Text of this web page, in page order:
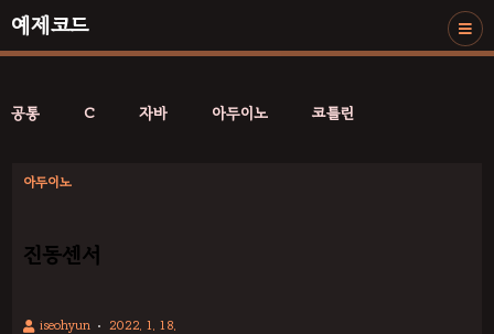
예제코드
공통 C 자바 아두이노 코틀린
아두이노
진동센서
iseohyun 2022. 1. 18.